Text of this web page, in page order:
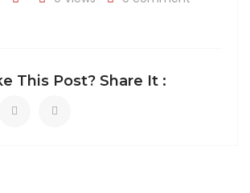
This Post? Share It :